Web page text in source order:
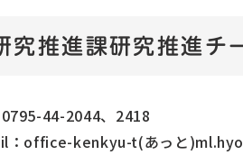
究推進課研究推進チ
44-2044、2418
：office-kenkyu-t(あっと